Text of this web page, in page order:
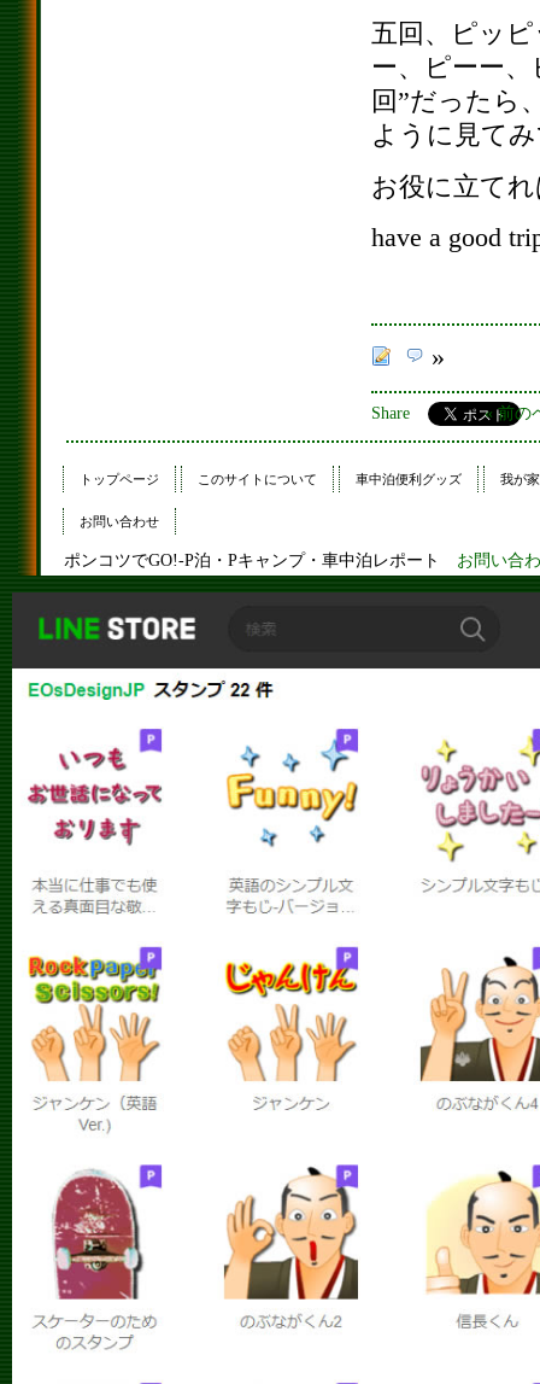
五回、ピッ
ー、ピーー
回”だったら
ように見て
お役に立て
have a good
»
Share « 前の
トップページ このサイトについて 車中泊便利グッズ 我が
お問い合わせ
ポンコツでGO!-P泊・Pキャンプ・車中泊レポート お問い合